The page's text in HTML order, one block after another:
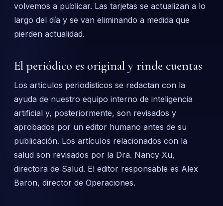
volvemos a publicar. Las tarjetas se actualizan a lo
largo del día y se van eliminando a medida que
pierden actualidad.
El periódico es original y rinde cuentas
Los artículos periodísticos se redactan con la
ayuda de nuestro equipo interno de inteligencia
artificial y, posteriormente, son revisados y
aprobados por un editor humano antes de su
publicación. Los artículos relacionados con la
salud son revisados por la Dra. Nancy Xu,
directora de Salud. El editor responsable es Alex
Baron, director de Operaciones.